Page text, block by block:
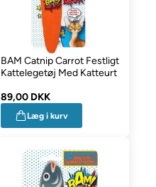
BAM Catnip Carrot Festligt
Kattelegetøj Med Katteurt
89,00 DKK
Læg i kurv